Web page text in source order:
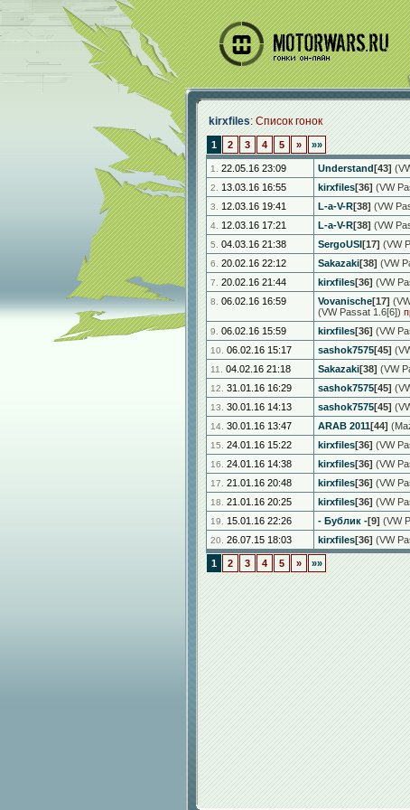
kirxfiles: Список гонок
1 2 3 4 5 » »»
1. 22.05.16 23:09 Understand[43]
2. 13.03.16 16:55 kirxfiles[36] (VW
3. 12.03.16 19:41 L-a-V-R[38] (VW
4. 12.03.16 17:21 L-a-V-R[38] (VW
5. 04.03.16 21:38 SergoUSI[17] (VW
6. 20.02.16 22:12 Sakazaki[38] (VW
7. 20.02.16 21:44 kirxfiles[36] (VW
8. 06.02.16 16:59 Vovanische[17]
(VW Passat 1.6[6])
9. 06.02.16 15:59 kirxfiles[36] (VW
10. 06.02.16 15:17 sashok7575[45]
11. 04.02.16 21:18 Sakazaki[38] (VW
12. 31.01.16 16:29 sashok7575[45]
13. 30.01.16 14:13 sashok7575[45]
14. 30.01.16 13:47 ARAB 2011[44]
15. 24.01.16 15:22 kirxfiles[36] (VW
16. 24.01.16 14:38 kirxfiles[36] (VW
17. 21.01.16 20:48 kirxfiles[36] (VW
18. 21.01.16 20:25 kirxfiles[36] (VW
19. 15.01.16 22:26 - Бублик -[9] (VW
20. 26.07.15 18:03 kirxfiles[36] (VW
1 2 3 4 5 » »»